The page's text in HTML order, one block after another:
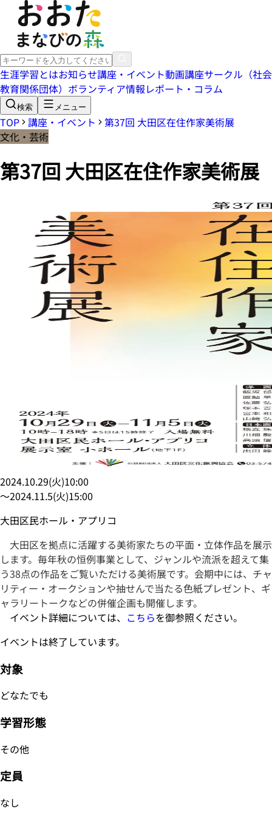
生涯学習とはお知らせ講座・イベント動画講座サークル（社会
教育関係団体） ボランティア情報レポート・コラム
検索 メニュー
TOP 講座・イベント
第37回 大田区在住作家美術展
文化・芸術
第37回 大田区在住作家美術展
2024.10.29(火)10:00
〜2024.11.5(火)15:00
大田区民ホール・アプリコ
大田区を拠点に活躍する美術家たちの平面・立体作品を展示
します。毎年秋の恒例事業として、ジャンルや流派を超えて集
う38点の作品をご覧いただける美術展です。会期中には、チャ
リティー・オークションや抽せんで当たる色紙プレゼント、ギ
ャラリートークなどの併催企画も開催します。
イベント詳細については、 こちらを御参照ください。
イベントは終了しています。
対象
どなたでも
学習形態
その他
定員
なし